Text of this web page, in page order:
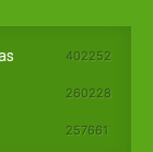
402252
260228
257661